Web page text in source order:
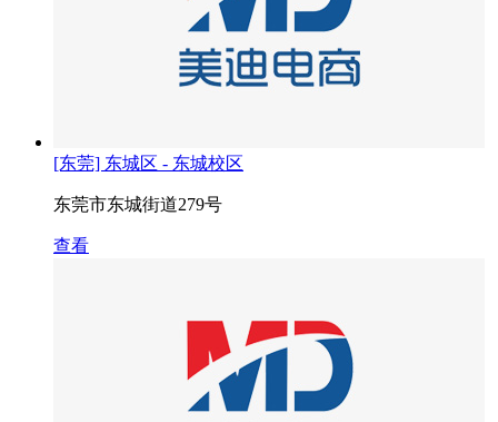
[东莞] 东城区 - 东城校区
东莞市东城街道279号
查看